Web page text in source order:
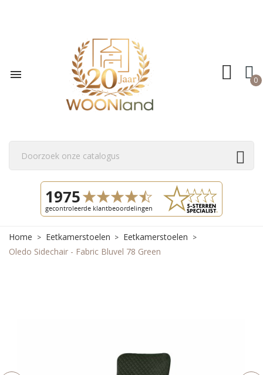
 0
Home Eetkamerstoelen
Eetkamerstoelen
Oledo Sidechair - Fabric Bluvel 78 Green